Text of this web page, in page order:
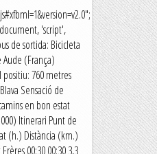
'script',
de sortida: Bicicleta
(França)
positiu: 760 metres
Sensació de
en bon estat
Itinerari Punt de
(h.) Distància (km.)
00:30 00:30 3,3